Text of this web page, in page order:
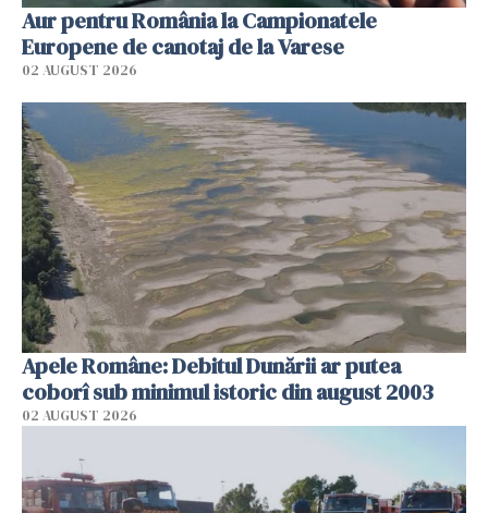
Aur pentru România la Campionatele
Europene de canotaj de la Varese
02 AUGUST 2026
Apele Române: Debitul Dunării ar putea
coborî sub minimul istoric din august 2003
02 AUGUST 2026